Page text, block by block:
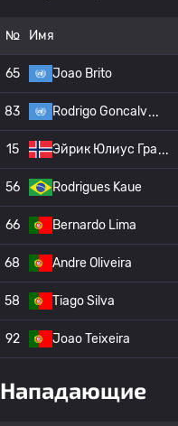
№ Имя
65 Joao Brito
83 Rodrigo Goncalv
15 Эйрик Юлиус Гра
56 Rodrigues Kaue
66 Bernardo Lima
68 Andre Oliveira
58 Tiago Silva
92 Joao Teixeira
Нападающие